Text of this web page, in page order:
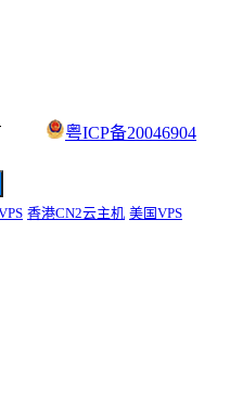
有
粤ICP备20046904
香港CN2云主机 美国VPS